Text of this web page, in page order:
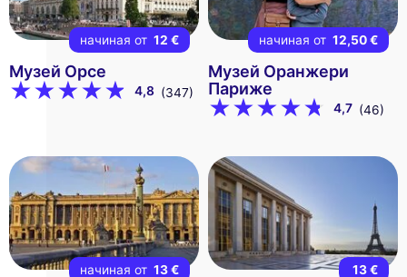
начиная от 12 €
Музей Орсе
4,8 (347)
начиная от 12,50 €
Музей Оранжери
Париже
4,7 (46)
начиная от 13 € 13 €